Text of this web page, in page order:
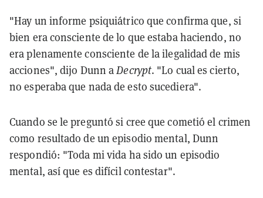
"Hay un informe psiquiátrico que confirma que, si
bien era consciente de lo que estaba haciendo, no
era plenamente consciente de la ilegalidad de mis
acciones", dijo Dunn aDecrypt. "Lo cual es cierto,
no esperaba que nada de esto sucediera".
Cuando se le preguntó si cree que cometió el crimen
como resultado de un episodio mental, Dunn
respondió: "Toda mi vida ha sido un episodio
mental, así que es difícil contestar".